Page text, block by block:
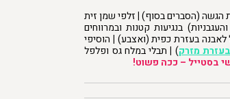
הגשה (הסברים בסוף)|זלפי שמן זית
בנגיעות קטנות ובמרווחים
לאבנה בעזרת כפית (ואצבע) | הוסיפי
בעזרת מזרק)
|תבלי במלח גס ופלפל
בסטייל – ככה פשוט!